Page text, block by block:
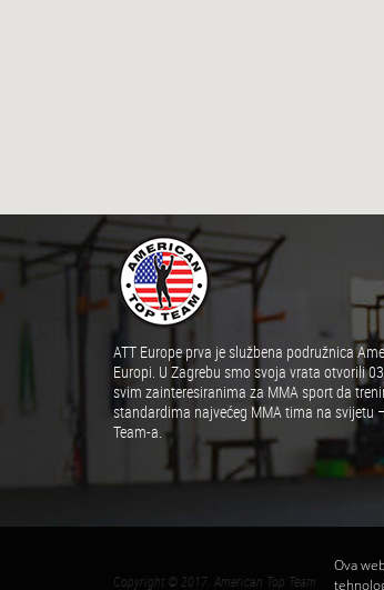
ATT Europe prva je službena podružnica
Europi. U Zagrebu smo svoja vrata otvorili
svim zainteresiranima za MMA sport da
standardima najvećeg MMA tima na svijetu
Team-a.
Copyright © 2017. American Top Team
Ova